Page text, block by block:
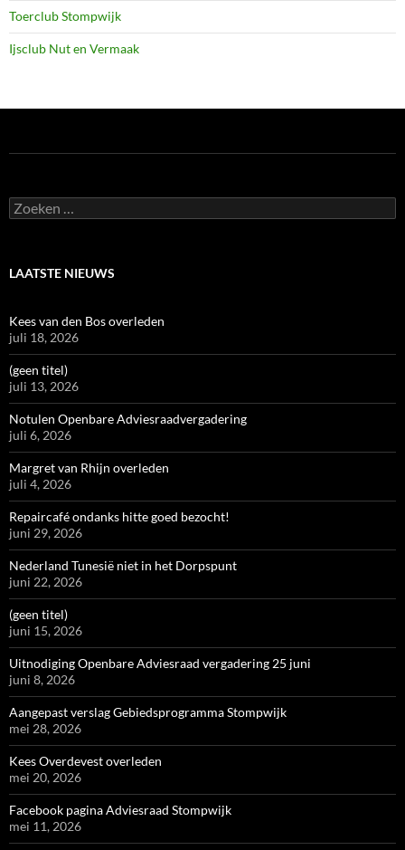
Toerclub Stompwijk
Ijsclub Nut en Vermaak
Zoeken
naar:
LAATSTE NIEUWS
Kees van den Bos overleden
juli 18, 2026
(geen titel)
juli 13, 2026
Notulen Openbare Adviesraadvergadering
juli 6, 2026
Margret van Rhijn overleden
juli 4, 2026
Repaircafé ondanks hitte goed bezocht!
juni 29, 2026
Nederland Tunesië niet in het Dorpspunt
juni 22, 2026
(geen titel)
juni 15, 2026
Uitnodiging Openbare Adviesraad vergadering 25 juni
juni 8, 2026
Aangepast verslag Gebiedsprogramma Stompwijk
mei 28, 2026
Kees Overdevest overleden
mei 20, 2026
Facebook pagina Adviesraad Stompwijk
mei 11, 2026